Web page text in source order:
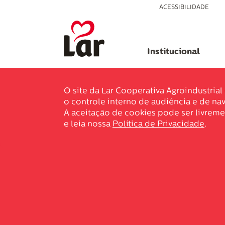
ACESSIBILIDADE
Institucional
O site da Lar Cooperativa
o controle interno de audiência e de
A aceitação de cookies pode ser
e leia nossa Política de Privacidade.